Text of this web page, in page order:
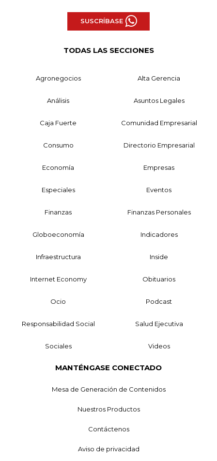
SUSCRÍBASE
TODAS LAS SECCIONES
Agronegocios Alta Gerencia
Análisis Asuntos Legales
Caja Fuerte Comunidad Empresarial
Consumo Directorio Empresarial
Economía Empresas
Especiales Eventos
Finanzas Finanzas Personales
Globoeconomía Indicadores
Infraestructura Inside
Internet Economy Obituarios
Ocio Podcast
Responsabilidad Social Salud Ejecutiva
Sociales Videos
MANTÉNGASE CONECTADO
Mesa de Generación de Contenidos
Nuestros Productos
Contáctenos
Aviso de privacidad